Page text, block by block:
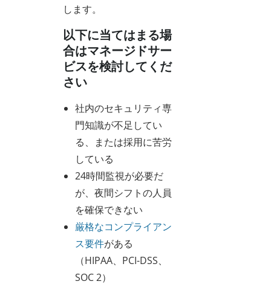
します。
以下に当てはまる場
合はマネージドサー
ビスを検討してくだ
さい
社内のセキュリティ専
門知識が不足してい
る、または採用に苦労
している
24時間監視が必要だ
が、夜間シフトの人員
を確保できない
厳格なコンプライアン
ス要件がある
（HIPAA、PCI-DSS、
SOC 2）